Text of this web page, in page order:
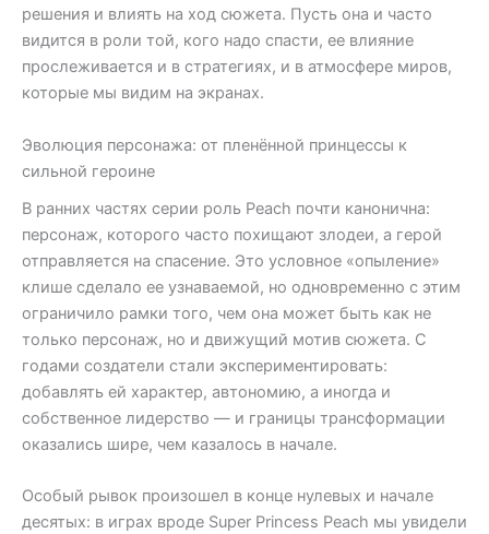
решения и влиять на ход сюжета. Пусть она и часто
видится в роли той, кого надо спасти, ее влияние
прослеживается и в стратегиях, и в атмосфере миров,
которые мы видим на экранах.
Эволюция персонажа: от пленённой принцессы к
сильной героине
В ранних частях серии роль Peach почти канонична:
персонаж, которого часто похищают злодеи, а герой
отправляется на спасение. Это условное «опыление»
клише сделало ее узнаваемой, но одновременно с этим
ограничило рамки того, чем она может быть как не
только персонаж, но и движущий мотив сюжета. С
годами создатели стали экспериментировать:
добавлять ей характер, автономию, а иногда и
собственное лидерство — и границы трансформации
оказались шире, чем казалось в начале.
Особый рывок произошел в конце нулевых и начале
десятых: в играх вроде Super Princess Peach мы увидели